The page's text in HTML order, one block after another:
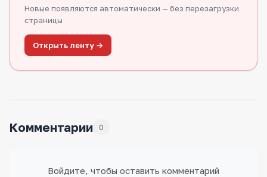
Новые появляются автоматически — без перезагрузки
страницы
Открыть ленту →
Комментарии 0
Войдите, чтобы оставить комментарий